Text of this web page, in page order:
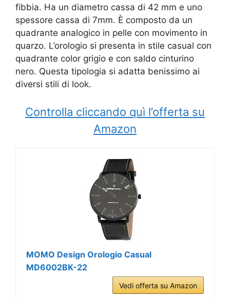
fibbia. Ha un diametro cassa di 42 mm e uno
spessore cassa di 7mm. È composto da un
quadrante analogico in pelle con movimento in
quarzo. L’orologio si presenta in stile casual con
quadrante color grigio e con saldo cinturino
nero. Questa tipologia si adatta benissimo ai
diversi stili di look.
Controlla cliccando quì l’offerta su
Amazon
MOMO Design Orologio Casual
MD6002BK-22
Vedi offerta su Amazon